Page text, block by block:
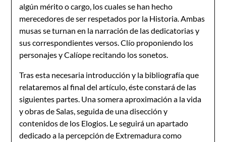
algún mérito o cargo, los cuales se han hecho
merecedores de ser respetados por la Historia. Ambas
musas se turnan en la narración de las dedicatorias y
sus correspondientes versos. Clío proponiendo los
personajes y Calíope recitando los sonetos.
Tras esta necesaria introducción y la bibliografía que
relataremos al final del artículo, éste constará de las
siguientes partes. Una somera aproximación a la vida
y obras de Salas, seguida de una disección y
contenidos de los Elogios. Le seguirá un apartado
dedicado a la percepción de Extremadura como